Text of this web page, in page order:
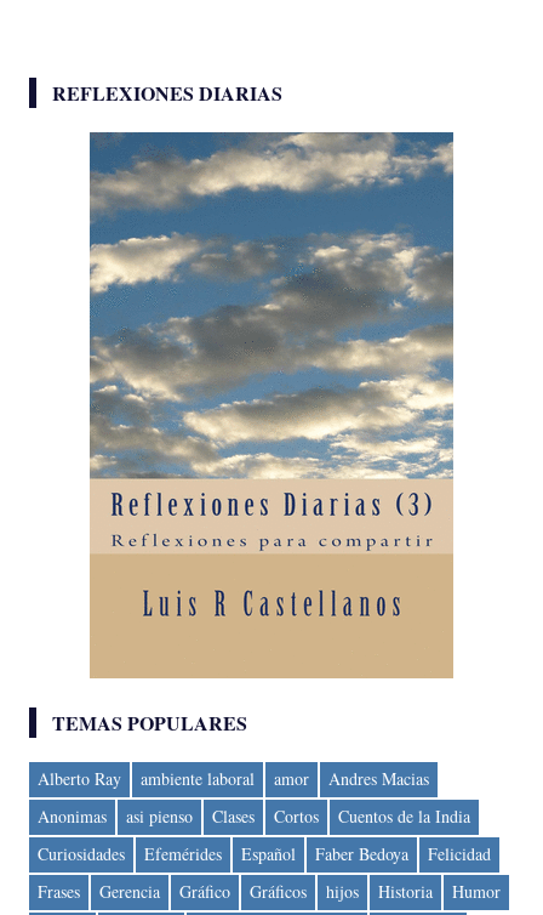
REFLEXIONES DIARIAS
TEMAS POPULARES
Alberto Ray ambiente laboral amor
Andres Macias
Anonimas
asi pienso Clases Cortos
Cuentos de la India
Curiosidades
Efemérides Español Faber Bedoya
Felicidad
Frases
Gerencia Gráfico Gráficos hijos Historia
Humor